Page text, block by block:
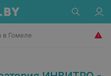
в Гомеле